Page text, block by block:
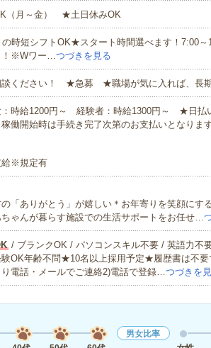
（月～金） ★土日休みOK
時短シフトOK★スタート時間選べます！7:00～
！※Wワー…つづきを見る
談ください！ ★急募 ★職場が気に入れば、長期
：時給1200円～ 経験者：時給1300円～ ★日払
働開始時は手続き完了次第のお支払いとなります
給※規定有
の「ありがとう」が嬉しい＊お年寄りを笑顔にす
ちゃんが暮らす施設での生活サポートをお任せ…
/ ブランクOK / パソコンスキル不要 / 英語力不
OK年齢不問★10名以上採用予定★履歴書は不
り電話・メールでご連絡2)電話で登録…つづきを
男女比率